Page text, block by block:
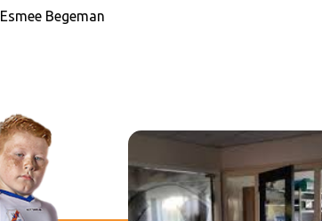
Esmee Begeman